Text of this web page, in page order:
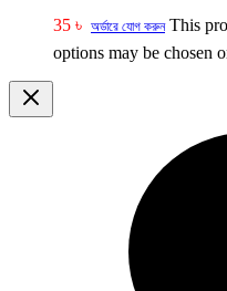
35 ৳ অর্ডারে যোগ করুন This
options may be chosen